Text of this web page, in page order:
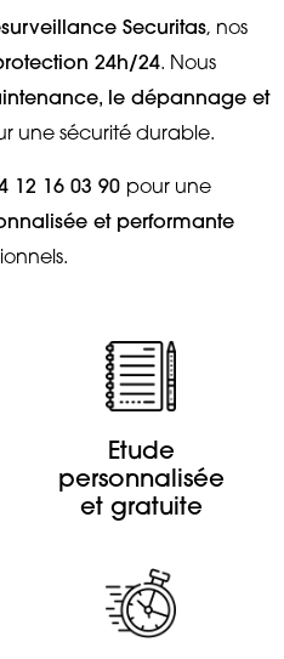
Securitas, nos
24h/24. Nous
le dépannage et
une sécurité durable.
12 16 03 90 pour une
et performante
Etude
personnalisée
et gratuite